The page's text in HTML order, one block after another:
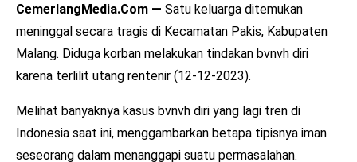
CemerlangMedia.Com — Satu keluarga ditemukan
meninggal secara tragis di Kecamatan Pakis, Kabupaten
Malang. Diduga korban melakukan tindakan bvnvh diri
karena terlilit utang rentenir (12-12-2023).
Melihat banyaknya kasus bvnvh diri yang lagi tren di
Indonesia saat ini, menggambarkan betapa tipisnya iman
seseorang dalam menanggapi suatu permasalahan.